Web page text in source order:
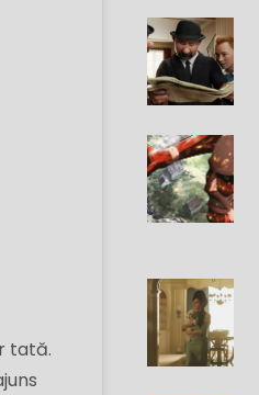
tată.